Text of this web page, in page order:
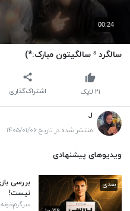
00:24
سالگرد ⁸ سالگیتون مبارک:*)
اشتراک‌گذاری ۲۱ لایک
J
منتشر شده در تاریخ ۱۴۰۵/۰۱/۰۶
ویدیوهای پیشنهادی
بعدی
نیست!
سرگرم‌خونه